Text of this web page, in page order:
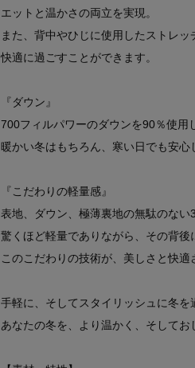
エットと温かさの両立を実現。
また、背中やひじに使用したストレ
快適に過ごすことができます。
『ダウン』
700フィルパワーのダウンを90％使用
暖かい冬はもちろん、寒い日でも安心
『こだわりの軽量感』
表地、ダウン、極薄裏地の無駄のない
驚くほど軽量でありながら、その背後
このこだわりの技術が、美しさと快適
手軽に、そしてスタイリッシュに冬を
あなたの冬を、より温かく、そしてお